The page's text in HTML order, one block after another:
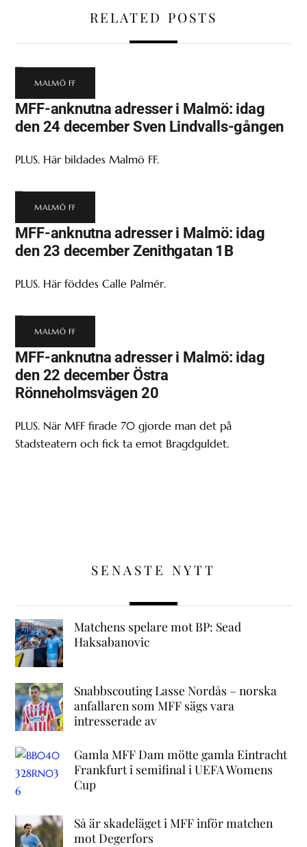
RELATED POSTS
MALMÖ FF
MFF-anknutna adresser i Malmö: idag
den 24 december Sven Lindvalls-gången
PLUS. Här bildades Malmö FF.
MALMÖ FF
MFF-anknutna adresser i Malmö: idag
den 23 december Zenithgatan 1B
PLUS. Här föddes Calle Palmér.
MALMÖ FF
MFF-anknutna adresser i Malmö: idag
den 22 december Östra
Rönneholmsvägen 20
PLUS. När MFF firade 70 gjorde man det på
Stadsteatern och fick ta emot Bragdguldet.
SENASTE NYTT
Matchens spelare mot BP: Sead
Haksabanovic
Snabbscouting Lasse Nordås – norska
anfallaren som MFF sägs vara
intresserade av
Gamla MFF Dam mötte gamla Eintracht
Frankfurt i semifinal i UEFA Womens
Cup
Så är skadeläget i MFF inför matchen
mot Degerfors